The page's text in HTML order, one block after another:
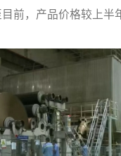
前，产品价格较上半